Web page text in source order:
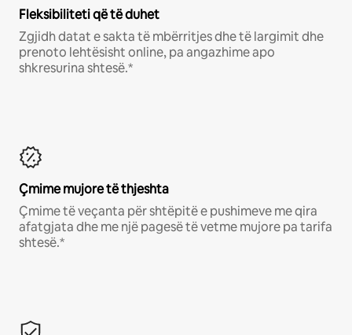
Fleksibiliteti që të duhet
Zgjidh datat e sakta të mbërritjes dhe të largimit dhe
prenoto lehtësisht online, pa angazhime apo
shkresurina shtesë.*
Çmime mujore të thjeshta
Çmime të veçanta për shtëpitë e pushimeve me qira
afatgjata dhe me një pagesë të vetme mujore pa tarifa
shtesë.*